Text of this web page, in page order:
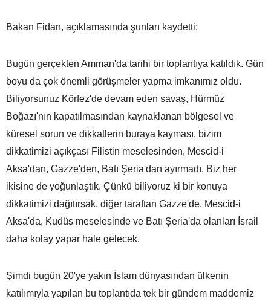
Bakan Fidan, açıklamasında şunları kaydetti;
Bugün gerçekten Amman'da tarihi bir toplantıya katıldık. Gün
boyu da çok önemli görüşmeler yapma imkanımız oldu.
Biliyorsunuz Körfez'de devam eden savaş, Hürmüz
Boğazı'nın kapatılmasından kaynaklanan bölgesel ve
küresel sorun ve dikkatlerin buraya kayması, bizim
dikkatimizi açıkçası Filistin meselesinden, Mescid-i
Aksa'dan, Gazze'den, Batı Şeria'dan ayırmadı. Biz her
ikisine de yoğunlaştık. Çünkü biliyoruz ki bir konuya
dikkatimizi dağıtırsak, diğer taraftan Gazze'de, Mescid-i
Aksa'da, Kudüs meselesinde ve Batı Şeria'da olanları İsrail
daha kolay yapar hale gelecek.
Şimdi bugün 20'ye yakın İslam dünyasından ülkenin
katılımıyla yapılan bu toplantıda tek bir gündem maddemiz